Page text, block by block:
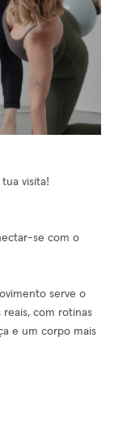
tua visita!
se com o
serve o
reais, com rotinas
e um corpo mais